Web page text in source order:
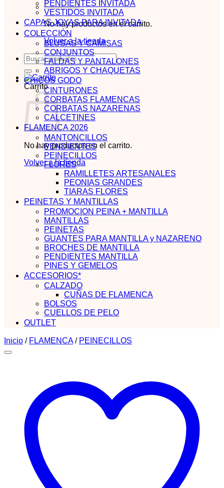
No hay productos en el carrito.
Volver a la tienda
Buscar
por:
Carrito
No hay productos en el carrito.
Volver a la tienda
PENDIENTES INVITADA
VESTIDOS INVITADA
CAPAS JOYAS PARA INVITADA
COLECCIÓN
BLUSAS Y CAMISAS
CONJUNTOS
FALDAS Y PANTALONES
ABRIGOS Y CHAQUETAS
CHICOS GODO
CINTURONES
CORBATAS FLAMENCAS
CORBATAS NAZARENAS
CALCETINES
FLAMENCA 2026
MANTONCILLOS
PENDIENTES
PEINECILLOS
FLORES
RAMILLETES ARTESANALES
PEONIAS GRANDES
TIARAS FLORES
PEINETAS Y MANTILLAS
PROMOCION PEINA + MANTILLA
MANTILLAS
PEINETAS
GUANTES PARA MANTILLA y NAZARENO
BROCHES DE MANTILLA
PENDIENTES MANTILLA
PINES Y GEMELOS
ACCESORIOS*
CALZADO
CUÑAS DE FLAMENCA
BOLSOS
CUELLOS DE PELO
OUTLET
Inicio / FLAMENCA / PEINECILLOS